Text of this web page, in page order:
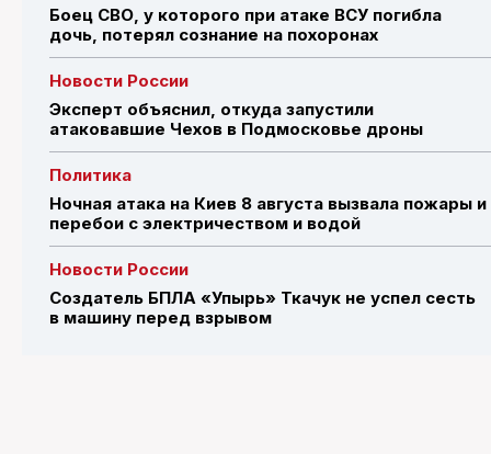
Боец СВО, у которого при атаке ВСУ погибла
дочь, потерял сознание на похоронах
Новости России
Эксперт объяснил, откуда запустили
атаковавшие Чехов в Подмосковье дроны
Политика
Ночная атака на Киев 8 августа вызвала пожары и
перебои с электричеством и водой
Новости России
Создатель БПЛА «Упырь» Ткачук не успел сесть
в машину перед взрывом